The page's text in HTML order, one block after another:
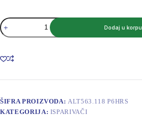
THERMOKEY
ISPARIVAČ
ALT563.118P6HRS
Dodaj u korpu
ŠIFRA PROIZVODA: ALT563.118 P6HRS
KATEGORIJA: ISPARIVAČI